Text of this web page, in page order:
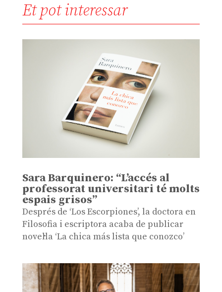
Et pot interessar
Sara Barquinero: “L’accés al
professorat universitari té molts
espais grisos”
Després de ‘Los Escorpiones’, la doctora en
Filosofia i escriptora acaba de publicar
novel·la ‘La chica más lista que conozco’